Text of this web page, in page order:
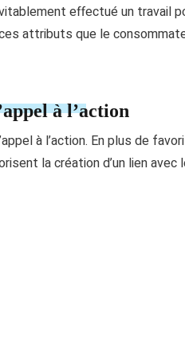
effectué un travail
attributs que le
à l’action
à l’action. En plus de
la création d’un lien avec